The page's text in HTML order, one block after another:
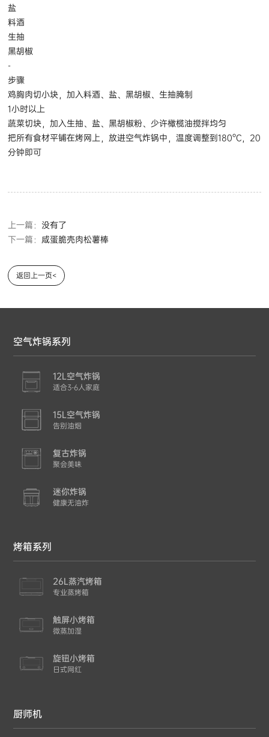
盐
料酒
生抽
黑胡椒
-
步骤
鸡胸肉切小块，加入料酒、盐、黑胡椒、生抽腌制
1小时以上
蔬菜切块，加入生抽、盐、黑胡椒粉、少许橄榄油搅拌均匀
把所有食材平铺在烤网上，放进空气炸锅中，温度调整到180°C，20
分钟即可
上一篇： 没有了
下一篇： 咸蛋脆壳肉松薯棒
返回上一页<
空气炸锅系列
12L空气炸锅
适合3-6人家庭
15L空气炸锅
告别油烟
复古炸锅
聚会美味
迷你炸锅
健康无油炸
烤箱系列
26L蒸汽烤箱
专业蒸烤箱
触屏小烤箱
微蒸加湿
旋钮小烤箱
日式网红
厨师机